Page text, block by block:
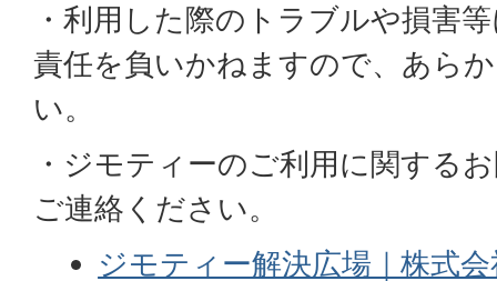
・利用した際のトラブルや損害
責任を負いかねますので、あら
い。
・ジモティーのご利用に関する
ご連絡ください。
ジモティー解決広場｜株式